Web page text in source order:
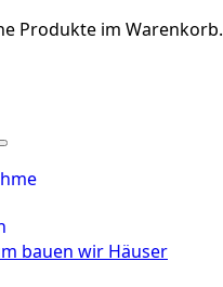
Produkte im Warenkorb.
bauen wir Häuser